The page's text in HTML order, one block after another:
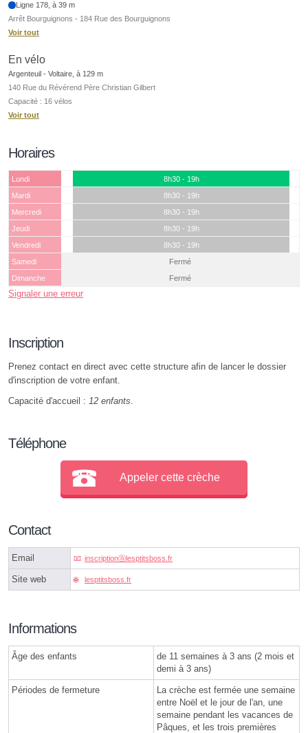
Ligne 178, à 39 m
Arrêt Bourguignons - 184 Rue des Bourguignons
Voir tout
En vélo
Argenteuil - Voltaire, à 129 m
140 Rue du Révérend Père Christian Gilbert
Capacité : 16 vélos
Voir tout
Horaires
Lundi
8h30 - 19h
Mardi
8h30 - 19h
Mercredi
8h30 - 19h
Jeudi
8h30 - 19h
Vendredi
8h30 - 19h
Samedi
Fermé
Dimanche
Fermé
Signaler une erreur
Inscription
Prenez contact en direct avec cette structure afin de lancer le dossier
d'inscription de votre enfant.
Capacité d'accueil : 12 enfants
Téléphone
Appeler cette crèche
Contact
Email inscriptionⓐlesptitsboss.fr
Site web lesptitsboss.fr
Informations
Âge des enfants
de 11 semaines à 3 ans (2 mois et
demi à 3 ans)
Périodes de fermeture
La crèche est fermée une semaine
entre Noël et le jour de l'an, une
semaine pendant les vacances de
Pâques, et les trois premières